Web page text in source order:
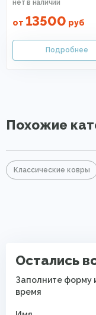
от 13500 руб
Похожие
Классические ковры
Ковры с коротким
Остались
Заполните форму
время